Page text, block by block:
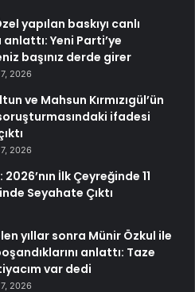
yapılan baskıyı canlı
anlattı: Yeni Parti’ye
başınız derde girer
2026
ve Mahsun Kırmızıgül’ün
ifadesi
2026
İlk Çeyreğinde 11
Seyahate Çıktı
yıllar sonra Münir Özkul ile
anlattı: Taze
var dedi
2026